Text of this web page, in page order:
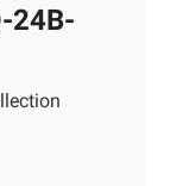
24B-